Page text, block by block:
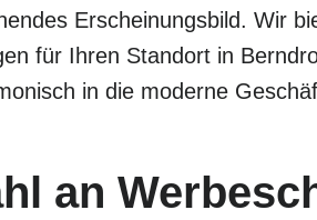
Erscheinungsbild. Wir
für Ihren Standort in
in die moderne
an